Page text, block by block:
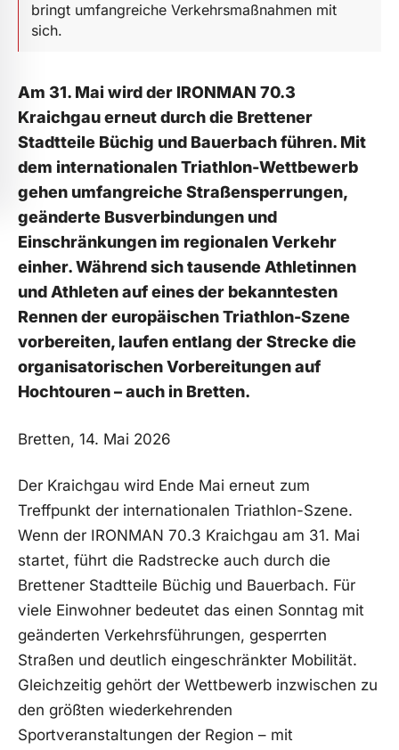
bringt umfangreiche Verkehrsmaßnahmen mit
sich.
Am 31. Mai wird der IRONMAN 70.3
Kraichgau erneut durch die Brettener
Stadtteile Büchig und Bauerbach führen. Mit
dem internationalen Triathlon-Wettbewerb
gehen umfangreiche Straßensperrungen,
geänderte Busverbindungen und
Einschränkungen im regionalen Verkehr
einher. Während sich tausende Athletinnen
und Athleten auf eines der bekanntesten
Rennen der europäischen Triathlon-Szene
vorbereiten, laufen entlang der Strecke die
organisatorischen Vorbereitungen auf
Hochtouren – auch in Bretten.
Bretten, 14. Mai 2026
Der Kraichgau wird Ende Mai erneut zum
Treffpunkt der internationalen Triathlon-Szene.
Wenn der IRONMAN 70.3 Kraichgau am 31. Mai
startet, führt die Radstrecke auch durch die
Brettener Stadtteile Büchig und Bauerbach. Für
viele Einwohner bedeutet das einen Sonntag mit
geänderten Verkehrsführungen, gesperrten
Straßen und deutlich eingeschränkter Mobilität.
Gleichzeitig gehört der Wettbewerb inzwischen zu
den größten wiederkehrenden
Sportveranstaltungen der Region – mit